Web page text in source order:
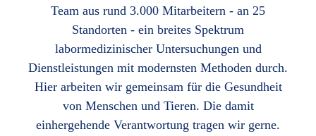
Team aus rund 3.000 Mitarbeitern - an 25
Standorten - ein breites Spektrum
labormedizinischer Untersuchungen und
Dienstleistungen mit modernsten Methoden durch.
Hier arbeiten wir gemeinsam für die Gesundheit
von Menschen und Tieren. Die damit
einhergehende Verantwortung tragen wir gerne.